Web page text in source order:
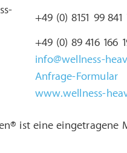
+49 (0) 8151 99 841
+49 (0) 89 416 166
info@wellness-
Anfrage-Formular
www.wellness-
ist eine eingetragene